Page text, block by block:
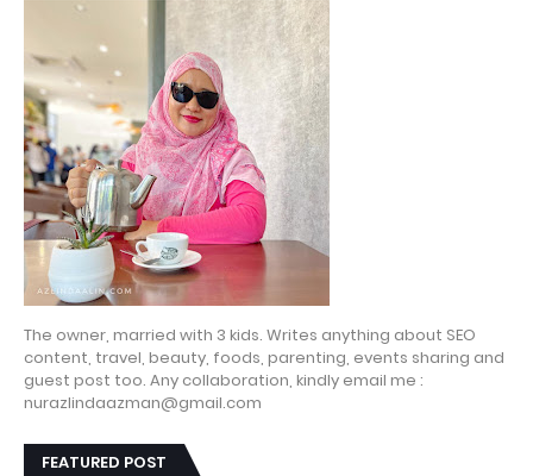
The owner, married with 3 kids. Writes anything about SEO
content, travel, beauty, foods, parenting, events sharing and
guest post too. Any collaboration, kindly email me :
nurazlindaazman@gmail.com
FEATURED POST